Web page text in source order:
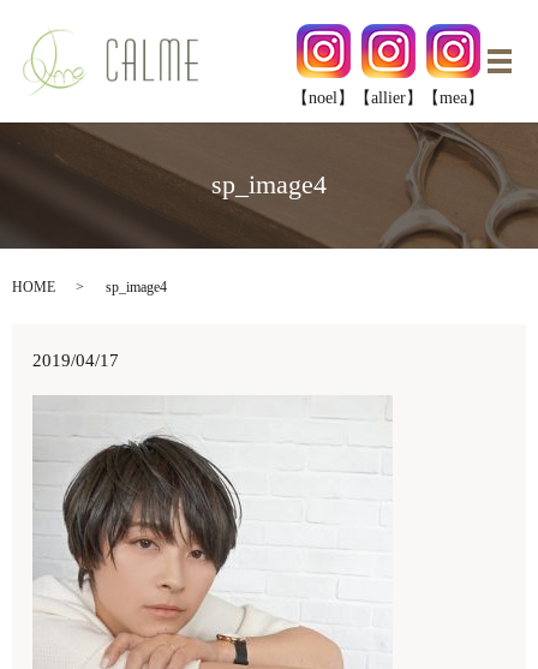
メ
【noel】
【allier】 【mea】
sp_image4
HOME sp_image4
2019/04/17